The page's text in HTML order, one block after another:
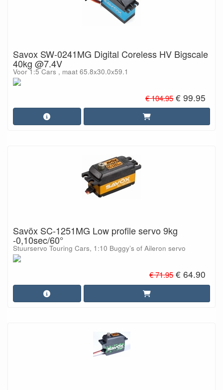
Savox SW-0241MG Digital Coreless HV Bigscale
40kg @7.4V
Voor 1:5 Cars , maat 65.8x30.0x59.1
€ 104.95 € 99.95
Savöx SC-1251MG Low profile servo 9kg
-0,10sec/60°
Stuurservo Touring Cars, 1:10 Buggy’s of Aileron servo
€ 71.95 € 64.90